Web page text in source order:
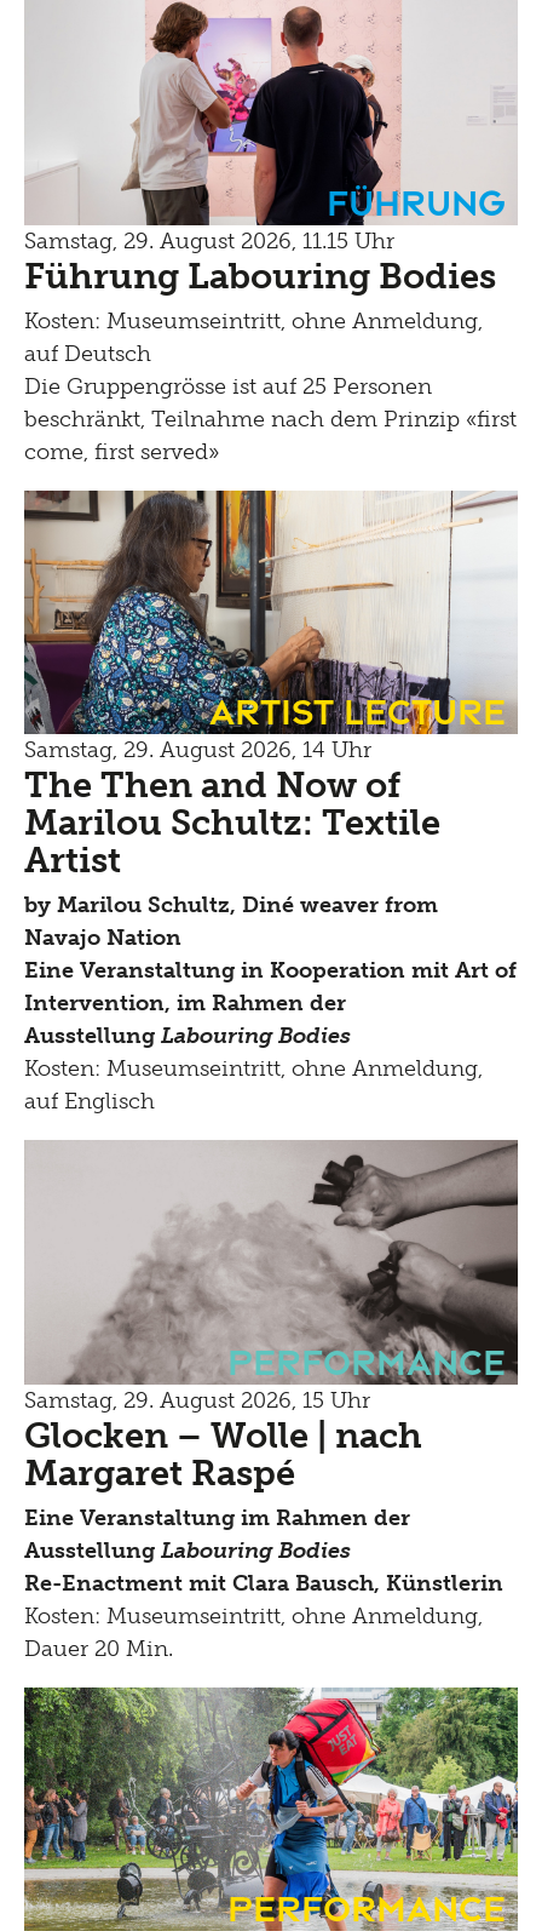
Führung
Samstag, 29. August 2026, 11.15 Uhr
Führung Labouring Bodies
Kosten: Museumseintritt, ohne Anmeldung,
auf Deutsch
Die Gruppengrösse ist auf 25 Personen
beschränkt, Teilnahme nach dem Prinzip «first
come, first served»
Artist Lecture
Samstag, 29. August 2026, 14 Uhr
The Then and Now of
Marilou Schultz: Textile
Artist
by Marilou Schultz, Diné weaver from
Navajo Nation
Eine Veranstaltung in Kooperation mit Art of
Intervention, im Rahmen der
Ausstellung Labouring Bodies
Kosten: Museumseintritt, ohne Anmeldung,
auf Englisch
Performance
Samstag, 29. August 2026, 15 Uhr
Glocken – Wolle | nach
Margaret Raspé
Eine Veranstaltung im Rahmen der
Ausstellung Labouring Bodies
Re-Enactment mit Clara Bausch, Künstlerin
Kosten: Museumseintritt, ohne Anmeldung,
Dauer 20 Min.
Performance